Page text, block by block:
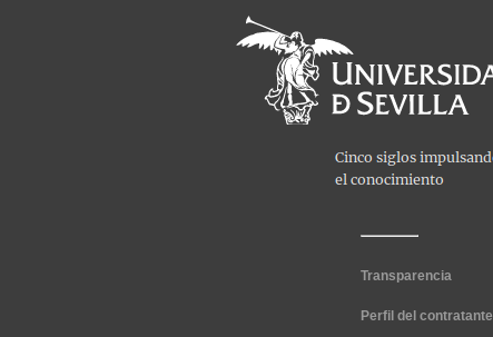
Transparencia
Perfil del contratante